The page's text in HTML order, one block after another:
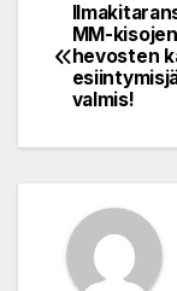
Post
MM-
hevosten
valmis!